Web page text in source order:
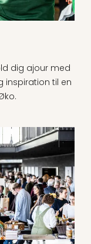
dig ajour med
inspiration til en